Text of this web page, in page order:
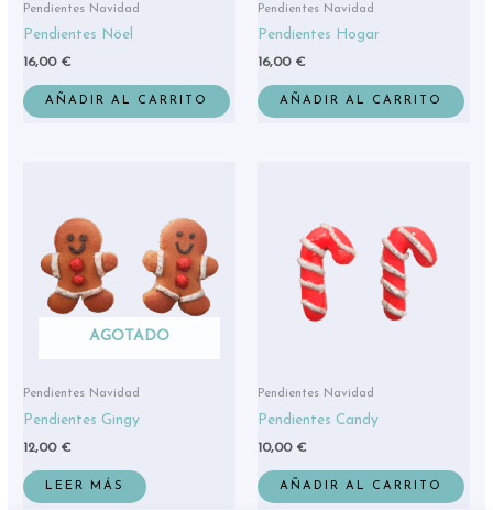
Pendientes Navidad
Pendientes Nöel
16,00 €
AÑADIR AL CARRITO
Pendientes Navidad
Pendientes Hogar
16,00 €
AÑADIR AL CARRITO
AGOTADO
Pendientes Navidad
Pendientes Gingy
12,00 €
LEER MÁS
Pendientes Navidad
Pendientes Candy
10,00 €
AÑADIR AL CARRITO